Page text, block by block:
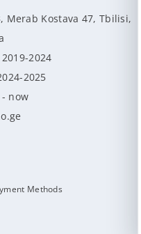
Merab Kostava 47, Tbilisi,
2019-2024
2025
- now
Methods